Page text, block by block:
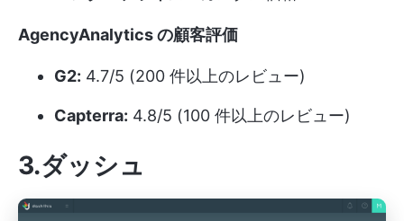
AgencyAnalytics の顧客評価
G2: 4.7/5 (200 件以上のレビュー)
Capterra: 4.8/5 (100 件以上のレビュー)
3.ダッシュ